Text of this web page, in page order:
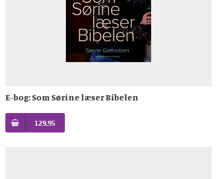
E-bog: Som Sørine læser Bibelen
129,95